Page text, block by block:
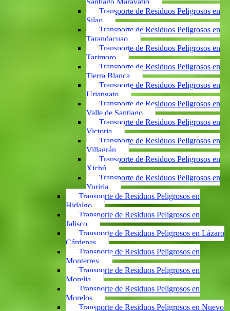
Santiago Maravatío
Transporte de Residuos Peligrosos en
Silao
Transporte de Residuos Peligrosos en
Tarandacuao
Transporte de Residuos Peligrosos en
Tarimoro
Transporte de Residuos Peligrosos en
Tierra Blanca
Transporte de Residuos Peligrosos en
Uriangato
Transporte de Residuos Peligrosos en
Valle de Santiago
Transporte de Residuos Peligrosos en
Victoria
Transporte de Residuos Peligrosos en
Villagrán
Transporte de Residuos Peligrosos en
Xichú
Transporte de Residuos Peligrosos en
Yuriria
Transporte de Residuos Peligrosos en
Hidalgo
Transporte de Residuos Peligrosos en
Jalisco
Transporte de Residuos Peligrosos en Lázaro
Cárdenas
Transporte de Residuos Peligrosos en
Monterrey
Transporte de Residuos Peligrosos en
Morelia
Transporte de Residuos Peligrosos en
Morelos
Transporte de Residuos Peligrosos en Nuevo